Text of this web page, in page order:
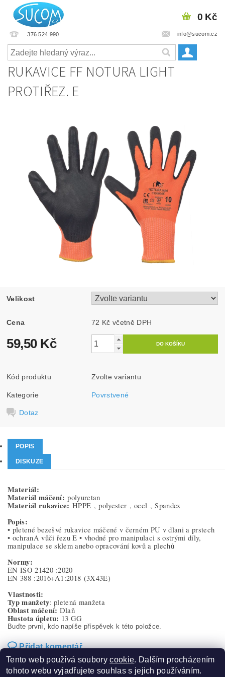
376 524 990 info@sucom.cz
0 Kč
RUKAVICE FF NOTURA LIGHT
PROTIŘEZ. E
Velikost
Cena 72 Kč včetně DPH
59,50 Kč
Kód produktu Zvolte variantu
Kategorie Povrstvené
Dotaz
POPIS
DISKUZE
Materiál:
Materiál máčení: polyuretan
Materiál rukavice: HPPE ,polyester ,ocel ,Spandex
Popis:
• pletené bezešvé rukavice máčené v černém PU v dlani a prstech
• ochranA vůči řezu E • vhodné pro manipulaci s ostrými díly,
manipulace se sklem anebo opracování kovů a plechů
Normy:
EN ISO 21420:2020
EN 388:2016+A1:2018 (3X43E)
Vlastnosti:
Typ manžety: pletená manžeta
Oblast máčení: Dlaň
Hustota úpletu: 13 GG
Buďte první, kdo napíše příspěvek k této položce.
Přidat komentář
Tento web používá souborycookie. Dalším procházením
tohoto webu vyjadřujete souhlas s jejich používáním.